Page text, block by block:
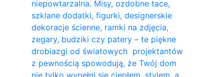
niepowtarzalna. Misy, ozdobne tace,
szklane dodatki, figurki, designerskie
dekoracje ścienne, ramki na zdjęcia,
zegary, budziki czy patery – te piękne
drobiazgi od światowych projektantów
z pewnością spowodują, że Twój dom
nie tylko wypełni się ciepłem, stylem, a